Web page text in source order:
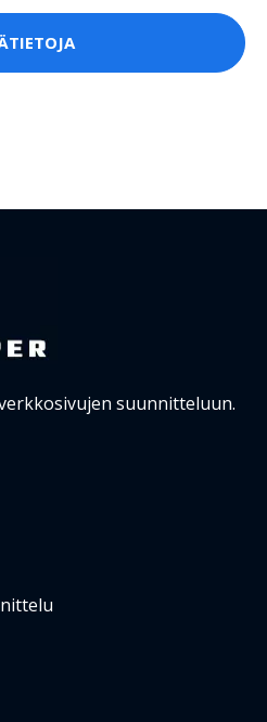
suunnitteluun.